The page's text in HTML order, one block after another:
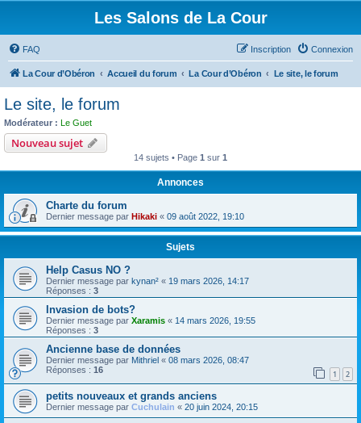
Les Salons de La Cour
FAQ Connexion
Inscription
La Cour d’Obéron Accueil du forum La Cour d’Obéron Le site, le forum
Le site, le forum
Modérateur : Le Guet
Nouveau sujet
14 sujets • Page 1 sur 1
Annonces
Charte du forum
Dernier message par Hikaki « 09 août 2022, 19:10
Sujets
Help Casus NO ?
Dernier message par kynan² « 19 mars 2026, 14:17
Réponses : 3
Invasion de bots?
Dernier message par Xaramis « 14 mars 2026, 19:55
Réponses : 3
Ancienne base de données
Dernier message par Mithriel « 08 mars 2026, 08:47
Réponses : 16 1 2
petits nouveaux et grands anciens
Dernier message par Cuchulain « 20 juin 2024, 20:15